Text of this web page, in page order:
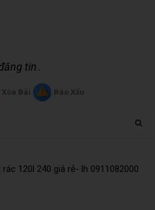
tin.
Xóa Bài Báo Xấu
120l 240 giá rẻ- lh 0911082000